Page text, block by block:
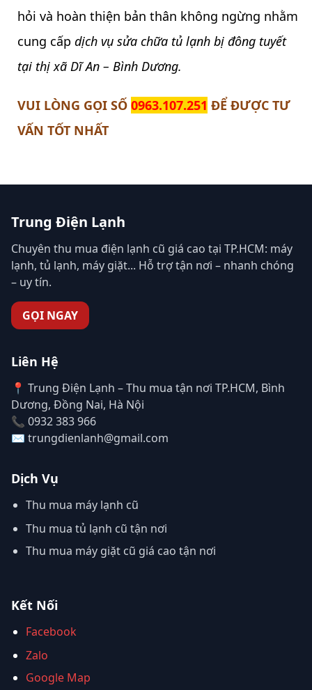
hỏi và hoàn thiện bản thân không ngừng nhằm
cung cấpdịch vụ sửa chữa tủ lạnh bị đông tuyết
tại thị xã Dĩ An – Bình Dương.
VUI LÒNG GỌI SỐ0963.107.251 ĐỂ ĐƯỢC TƯ
VẤN TỐT NHẤT
Trung Điện Lạnh
Chuyên thu mua điện lạnh cũ giá cao tại TP.HCM: máy
lạnh, tủ lạnh, máy giặt... Hỗ trợ tận nơi – nhanh chóng
– uy tín.
GỌI NGAY
Liên Hệ
📍 Trung Điện Lạnh – Thu mua tận nơi TP.HCM, Bình
Dương, Đồng Nai, Hà Nội
📞 0932 383 966
✉️ trungdienlanh@gmail.com
Dịch Vụ
Thu mua máy lạnh cũ
Thu mua tủ lạnh cũ tận nơi
Thu mua máy giặt cũ giá cao tận nơi
Kết Nối
Facebook
Zalo
Google Map